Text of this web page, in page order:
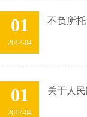
01
2017-04
不负所
01
2017-04
关于人